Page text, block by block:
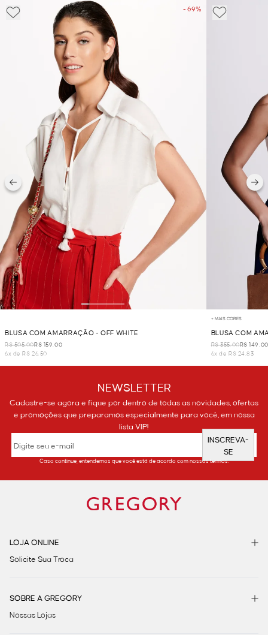
- 69%
BLUSA COM AMARRAÇÃO - OFF WHITE
R$ 505,00R$ 159,00
6x de R$ 26,50
+ MAIS CORES
BLUSA COM
R$ 355,00R$ 149,00
6x de R$ 24,83
NEWSLETTER
Cadastre-se agora e fique por dentro de todas as novidades, ofertas
e promoções que preparamos especialmente para você, em nossa
lista VIP!
INSCREVA-
SE
Caso continue, entendemos que você está de acordo com nossos termos.
LOJA ONLINE
Solicite Sua Troca
SOBRE A GREGORY
Nossas Lojas